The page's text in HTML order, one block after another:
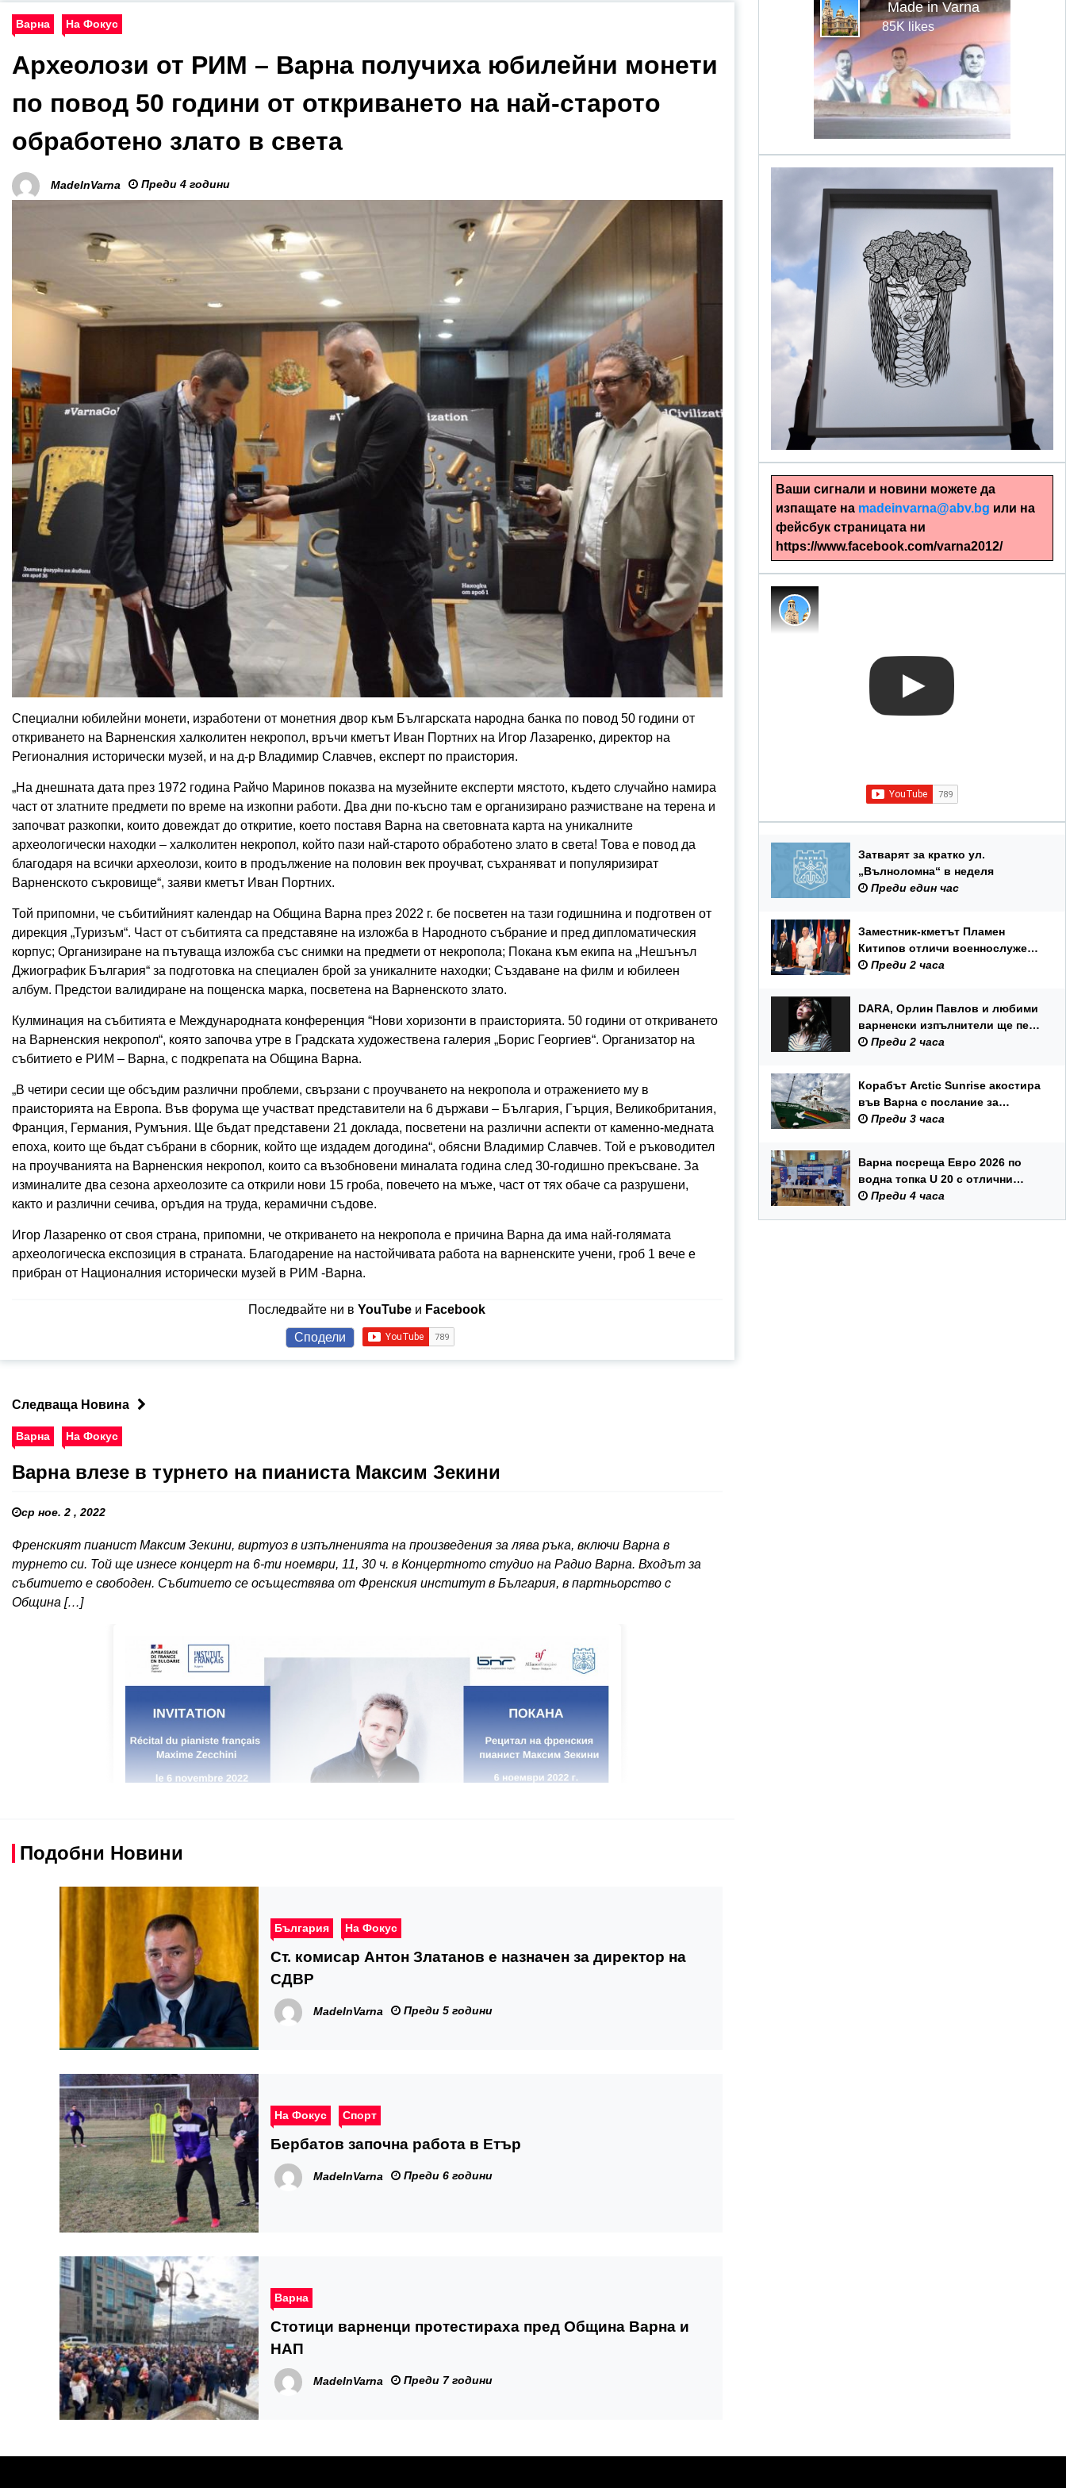
Варна На Фокус
Археолози от РИМ – Варна получиха юбилейни монети
по повод 50 години от откриването на най-старото
обработено злато в света
MadeInVarna Преди 4 години
Специални юбилейни монети, изработени от монетния двор към Българската народна банка по повод 50 години от
откриването на Варненския халколитен некропол, връчи кметът Иван Портних на Игор Лазаренко, директор на
Регионалния исторически музей, и на д-р Владимир Славчев, експерт по праистория.
„На днешната дата през 1972 година Райчо Маринов показва на музейните експерти мястото, където случайно намира
част от златните предмети по време на изкопни работи. Два дни по-късно там е организирано разчистване на терена и
започват разкопки, които довеждат до откритие, което поставя Варна на световната карта на уникалните
археологически находки – халколитен некропол, който пази най-старото обработено злато в света! Това е повод да
благодаря на всички археолози, които в продължение на половин век проучват, съхраняват и популяризират
Варненското съкровище“, заяви кметът Иван Портних.
Той припомни, че събитийният календар на Община Варна през 2022 г. бе посветен на тази годишнина и подготвен от
дирекция „Туризъм“. Част от събитията са представяне на изложба в Народното събрание и пред дипломатическия
корпус; Организиране на пътуваща изложба със снимки на предмети от некропола; Покана към екипа на „Нешънъл
Джиографик България“ за подготовка на специален брой за уникалните находки; Създаване на филм и юбилеен
албум. Предстои валидиране на пощенска марка, посветена на Варненското злато.
Кулминация на събитията е Международната конференция “Нови хоризонти в праисторията. 50 години от откриването
на Варненския некропол“, която започва утре в Градската художествена галерия „Борис Георгиев“. Организатор на
събитието е РИМ – Варна, с подкрепата на Община Варна.
„В четири сесии ще обсъдим различни проблеми, свързани с проучването на некропола и отражението му в
праисторията на Европа. Във форума ще участват представители на 6 държави – България, Гърция, Великобритания,
Франция, Германия, Румъния. Ще бъдат представени 21 доклада, посветени на различни аспекти от каменно-медната
епоха, които ще бъдат събрани в сборник, който ще издадем догодина“, обясни Владимир Славчев. Той е ръководител
на проучванията на Варненския некропол, които са възобновени миналата година след 30-годишно прекъсване. За
изминалите два сезона археолозите са открили нови 15 гроба, повечето на мъже, част от тях обаче са разрушени,
както и различни сечива, оръдия на труда, керамични съдове.
Игор Лазаренко от своя страна, припомни, че откриването на некропола е причина Варна да има най-голямата
археологическа експозиция в страната. Благодарение на настойчивата работа на варненските учени, гроб 1 вече е
прибран от Националния исторически музей в РИМ -Варна.
Последвайте ни вYouTube и Facebook
Сподели
Следваща Новина
Варна На Фокус
Варна влезе в турнето на пианиста Максим Зекини
ср ное. 2 , 2022
Френският пианист Максим Зекини, виртуоз в изпълненията на произведения за лява ръка, включи Варна в
турнето си. Той ще изнесе концерт на 6-ти ноември, 11, 30 ч. в Концертното студио на Радио Варна. Входът за
събитието е свободен. Събитието се осъществява от Френския институт в България, в партньорство с
Община […]
Подобни Новини
България На Фокус
Ст. комисар Антон Златанов е назначен за директор на
СДВР
MadeInVarna Преди 5 години
На Фокус Спорт
Бербатов започна работа в Етър
MadeInVarna Преди 6 години
Варна
Стотици варненци протестираха пред Община Варна и
НАП
MadeInVarna Преди 7 години
Made in Varna
85K likes
alinapapercut.com
Ръчно изрязани картини
Ваши сигнали и новини можете да
изпащате на madeinvarna@abv.bg или на
фейсбук страницата ни
https://www.facebook.com/varna2012/
Затварят за кратко ул.
„Вълноломна“ в неделя
Преди един час
Заместник-кметът Пламен
Китипов отличи военнослужещи
и цивилни служители по повод
Преди 2 часа
DARA, Орлин Павлов и любими
варненски изпълнители ще пеят
на празника на Варна
Преди 2 часа
Корабът Arctic Sunrise акостира
във Варна с послание за
опазването на Черно море
Преди 3 часа
Варна посреща Евро 2026 по
водна топка U 20 с отлични
условия на състезателните
Преди 4 часа